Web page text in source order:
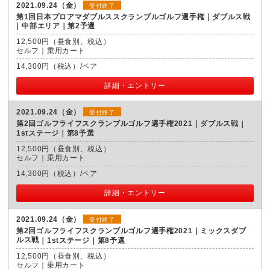
2021.09.24（金） 受付終了
第1回日本プロアマダブルススクランブルゴルフ選手権｜ダブルス戦
中部エリア｜第2予選
12,500円（昼食別、税込）
セルフ｜乗用カート
14,300円（税込）/ペア
詳細・エントリー
2021.09.24（金） 受付終了
第2回ゴルフライフスクランブルゴルフ選手権2021｜ダブルス戦
1stステージ｜第8予選
12,500円（昼食別、税込）
セルフ｜乗用カート
14,300円（税込）/ペア
詳細・エントリー
2021.09.24（金） 受付終了
第2回ゴルフライフスクランブルゴルフ選手権2021｜ミックスダブ
ルス戦
1stステージ｜第8予選
12,500円（昼食別、税込）
セルフ｜乗用カート